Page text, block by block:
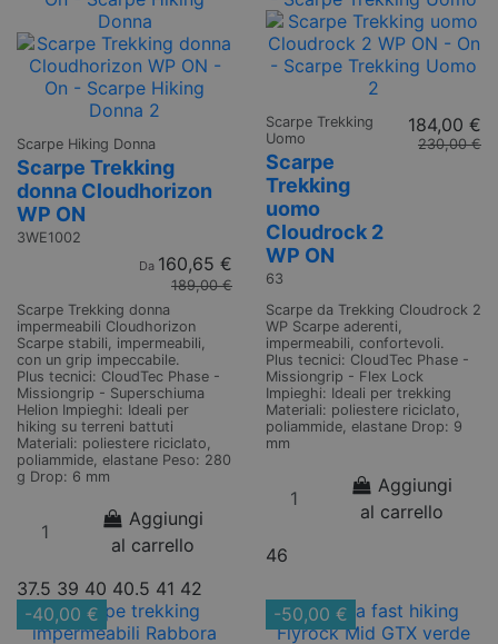
Scarpe Hiking Donna
Scarpe Trekking
donna Cloudhorizon
WP ON
3WE1002
Da 160,65 €
189,00 €
Scarpe Trekking donna
impermeabili Cloudhorizon
Scarpe stabili, impermeabili,
con un grip impeccabile.
Plus tecnici: CloudTec Phase -
Missiongrip - Superschiuma
Helion Impieghi: Ideali per
hiking su terreni battuti
Materiali: poliestere riciclato,
poliammide, elastane Peso: 280
g Drop: 6 mm
Aggiungi
al carrello
37.5 39 40 40.5 41 42
Scarpe Trekking
Uomo
Scarpe
Trekking
uomo
Cloudrock 2
WP ON
63
184,00 €
230,00 €
Scarpe da Trekking Cloudrock 2
WP Scarpe aderenti,
impermeabili, confortevoli.
Plus tecnici: CloudTec Phase -
Missiongrip - Flex Lock
Impieghi: Ideali per trekking
Materiali: poliestere riciclato,
poliammide, elastane Drop: 9
mm
Aggiungi
al carrello
46
-40,00 € -50,00 €